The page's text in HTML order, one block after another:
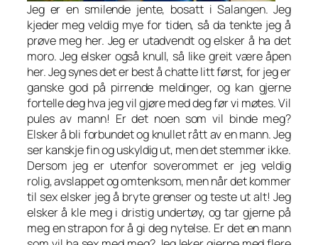
Jeg er en smilende jente, bosatt i Salangen. Jeg
kjeder meg veldig mye for tiden, så da tenkte jeg å
prøve meg her. Jeg er utadvendt og elsker å ha det
moro. Jeg elsker også knull, så like greit være åpen
her. Jeg synes det er best å chatte litt først, for jeg er
ganske god på pirrende meldinger, og kan gjerne
fortelle deg hva jeg vil gjøre med deg før vi møtes. Vil
pules av mann! Er det noen som vil binde meg?
Elsker å bli forbundet og knullet rått av en mann. Jeg
ser kanskje fin og uskyldig ut, men det stemmer ikke.
Dersom jeg er utenfor soverommet er jeg veldig
rolig, avslappet og omtenksom, men når det kommer
til sex elsker jeg å bryte grenser og teste ut alt! Jeg
elsker å kle meg i dristig undertøy, og tar gjerne på
meg en strapon for å gi deg nytelse. Er det en mann